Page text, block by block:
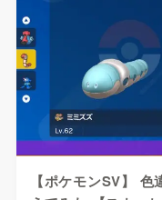
【ポケモンSV】